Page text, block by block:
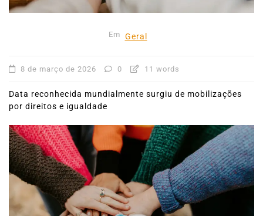
Em Geral
8 de março de 2026 0 11 words
Data reconhecida mundialmente surgiu de mobilizações
por direitos e igualdade